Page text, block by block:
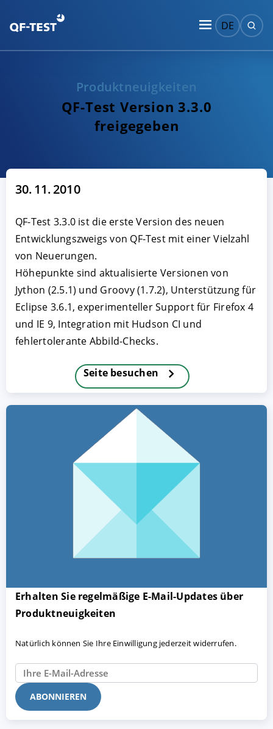
DE
Produktneuigkeiten
QF-Test Version 3.3.0
freigegeben
30. 11. 2010
QF-Test 3.3.0 ist die erste Version des neuen
Entwicklungszweigs von QF-Test mit einer Vielzahl
von Neuerungen.
Höhepunkte sind aktualisierte Versionen von
Jython (2.5.1) und Groovy (1.7.2), Unterstützung für
Eclipse 3.6.1, experimenteller Support für Firefox 4
und IE 9, Integration mit Hudson CI und
fehlertolerante Abbild-Checks.
Seite besuchen
Erhalten Sie regelmäßige E-Mail-Updates über
Produktneuigkeiten
Natürlich können Sie Ihre Einwilligung jederzeit widerrufen.
KONFIGURIEREN
|